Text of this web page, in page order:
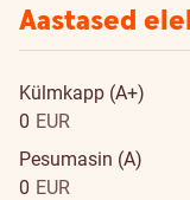
Aastased
Külmkapp (A+)
0 EUR
Pesumasin (A)
0 EUR